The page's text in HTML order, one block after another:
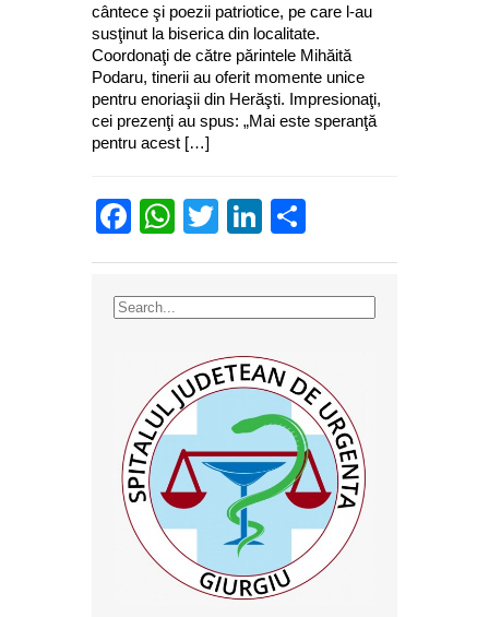
cântece şi poezii patriotice, pe care l-au
susţinut la biserica din localitate.
Coordonaţi de către părintele Mihăită
Podaru, tinerii au oferit momente unice
pentru enoriaşii din Herăşti. Impresionaţi,
cei prezenţi au spus: „Mai este speranţă
pentru acest […]
Facebook
WhatsApp
TwitterLinkedIn